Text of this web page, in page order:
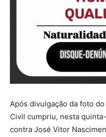
Após divulgação da foto
Civil cumpriu, nesta
contra José Vitor